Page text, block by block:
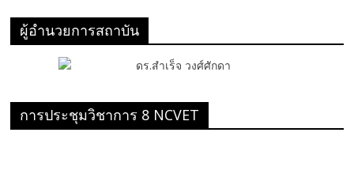
ผู้อำนวยการสถาบัน
การประชุมวิชาการ 8 NCVET